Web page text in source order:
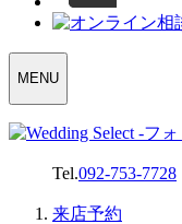
SELECT
MENU
Tel.092-753-7728
来店予約